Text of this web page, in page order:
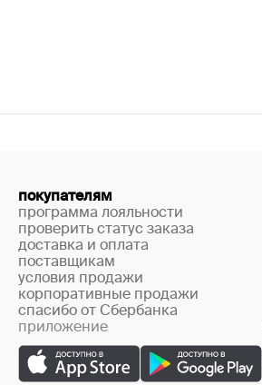
покупателям
программа лояльности
проверить статус заказа
доставка и оплата
поставщикам
условия продажи
корпоративные продажи
спасибо от Сбербанка
приложение